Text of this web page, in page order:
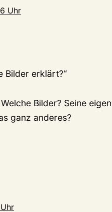
Uhr
Bilder erklärt?“
Bilder? Seine
ganz anderes?